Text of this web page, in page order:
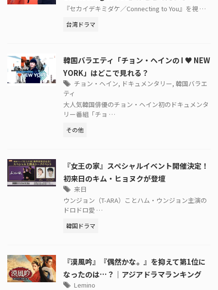
『セカイデキミダケ／Connecting to You』を視 …
台湾ドラマ
韓国バラエティ「チョン・ヘインの I ♥ NEW
YORK」はどこで見れる？
チョン・ヘイン, ドキュメンタリー, 韓国バラエ
ティ
大人気韓国俳優のチョン・ヘイン初のドキュメンタ
リー番組「チョ …
その他
『女王の家』スペシャルイベント開催決定！
初来日のキム・ヒョヌクが登壇
来日
ウンジョン（T-ARA）ことハム・ウンジョン主演の
ドロドロ愛 …
韓国ドラマ
『漠風吟』『偶然かな。』を抑えて第1位に
なったのは…？｜アジアドラマランキング
Lemino